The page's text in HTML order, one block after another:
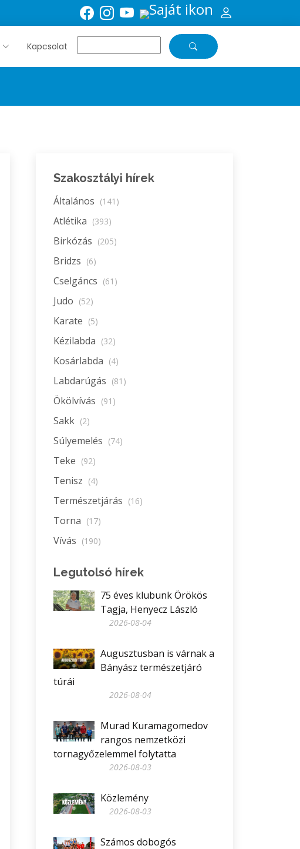
Kapcsolat
Szakosztályi hírek
Általános (141)
Atlétika (393)
Birkózás (205)
Bridzs (6)
Cselgáncs (61)
Judo (52)
Karate (5)
Kézilabda (32)
Kosárlabda (4)
Labdarúgás (81)
Ökölvívás (91)
Sakk (2)
Súlyemelés (74)
Teke (92)
Tenisz (4)
Természetjárás (16)
Torna (17)
Vívás (190)
Legutolsó hírek
75 éves klubunk Örökös
Tagja, Henyecz László
2026-08-04
Augusztusban is várnak a
Bányász természetjáró
túrái
2026-08-04
Murad Kuramagomedov
rangos nemzetközi
tornagyőzelemmel folytatta
2026-08-03
Közlemény
2026-08-03
Számos dobogós